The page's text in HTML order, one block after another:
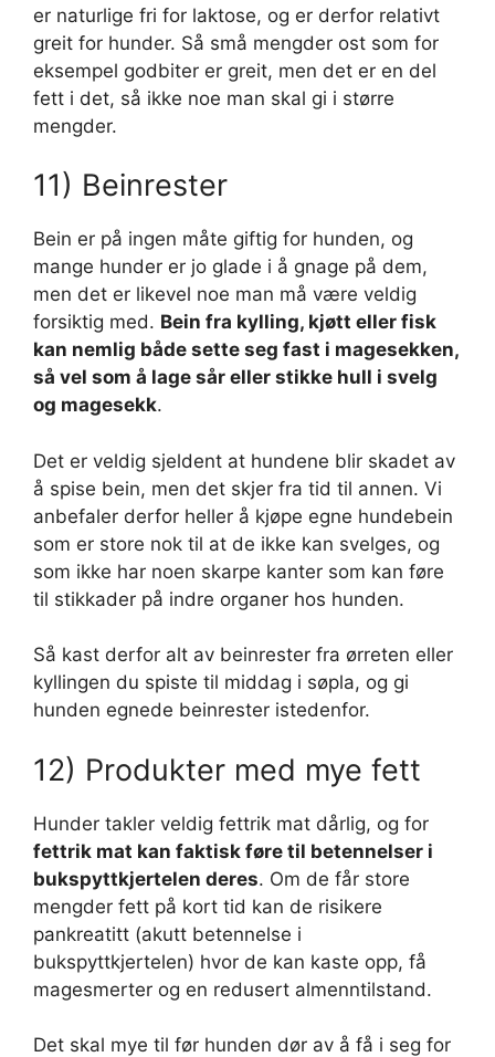
er naturlige fri for laktose, og er derfor relativt
greit for hunder. Så små mengder ost som for
eksempel godbiter er greit, men det er en del
fett i det, så ikke noe man skal gi i større
mengder.
11) Beinrester
Bein er på ingen måte giftig for hunden, og
mange hunder er jo glade i å gnage på dem,
men det er likevel noe man må være veldig
forsiktig med. Bein fra kylling, kjøtt eller fisk
kan nemlig både sette seg fast i magesekken,
så vel som å lage sår eller stikke hull i svelg
og magesekk.
Det er veldig sjeldent at hundene blir skadet av
å spise bein, men det skjer fra tid til annen. Vi
anbefaler derfor heller å kjøpe egne hundebein
som er store nok til at de ikke kan svelges, og
som ikke har noen skarpe kanter som kan føre
til stikkader på indre organer hos hunden.
Så kast derfor alt av beinrester fra ørreten eller
kyllingen du spiste til middag i søpla, og gi
hunden egnede beinrester istedenfor.
12) Produkter med mye fett
Hunder takler veldig fettrik mat dårlig, og for
fettrik mat kan faktisk føre til betennelser i
bukspyttkjertelen deres. Om de får store
mengder fett på kort tid kan de risikere
pankreatitt (akutt betennelse i
bukspyttkjertelen) hvor de kan kaste opp, få
magesmerter og en redusert almenntilstand.
Det skal mye til før hunden dør av å få i seg for